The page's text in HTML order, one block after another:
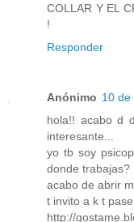
COLLAR Y EL
!
Responder
Anónimo 10 de
hola!! acabo d
interesante...
yo tb soy
donde trabajas?
acabo de abrir
t invito a k t
http://